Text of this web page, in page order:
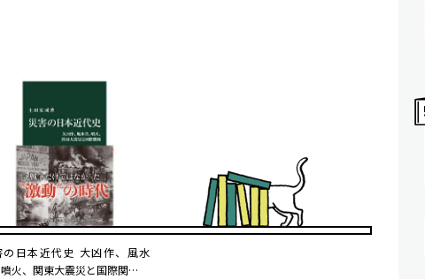
の日本近代史 大凶作、風水
火、関東大震災と国際関…